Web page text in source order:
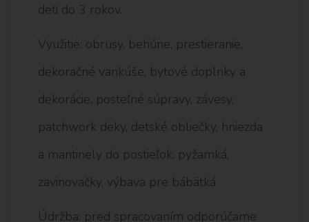
deti do 3 rokov.
Využitie: obrusy, behúne, prestieranie,
dekoračné vankúše, bytové doplnky a
dekorácie, posteľné súpravy, závesy,
patchwork deky, detské obliečky, hniezda
a mantinely do postieľok, pyžamká,
zavinovačky, výbava pre bábätká
Údržba: pred spracovaním odporúčame